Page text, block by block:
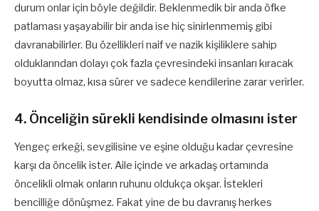
durum onlar için böyle değildir. Beklenmedik bir anda öfke
patlaması yaşayabilir bir anda ise hiç sinirlenmemiş gibi
davranabilirler. Bu özellikleri naif ve nazik kişiliklere sahip
olduklarından dolayı çok fazla çevresindeki insanları kıracak
boyutta olmaz, kısa sürer ve sadece kendilerine zarar verirler.
4. Önceliğin sürekli kendisinde olmasını ister
Yengeç erkeği, sevgilisine ve eşine olduğu kadar çevresine
karşı da öncelik ister. Aile içinde ve arkadaş ortamında
öncelikli olmak onların ruhunu oldukça okşar. İstekleri
bencilliğe dönüşmez. Fakat yine de bu davranış herkes